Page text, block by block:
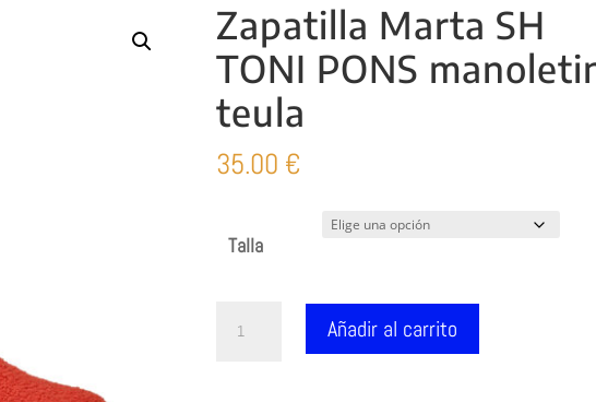
Zapatilla Marta SH
TONI PONS
teula
35.00 €
Talla
Añadir al carrito